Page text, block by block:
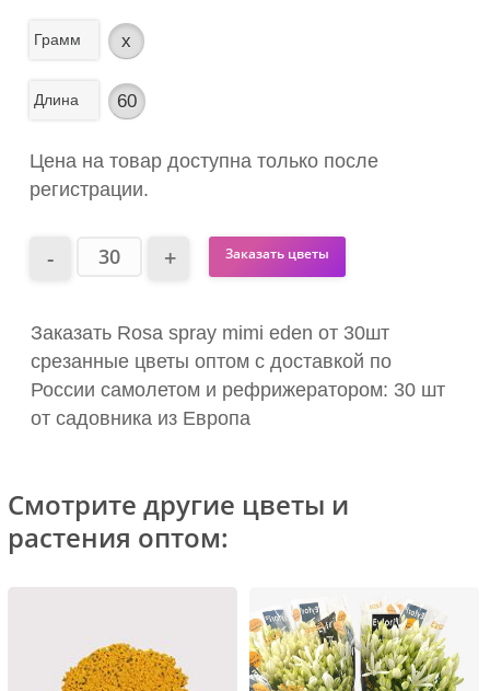
Грамм x
Длина 60
Цена на товар доступна только после
регистрации.
Заказать цветы
Заказать Rosa spray mimi eden от 30шт
срезанные цветы оптом с доставкой по
России самолетом и рефрижератором: 30 шт
от садовника из Европа
Смотрите другие цветы и
растения оптом: